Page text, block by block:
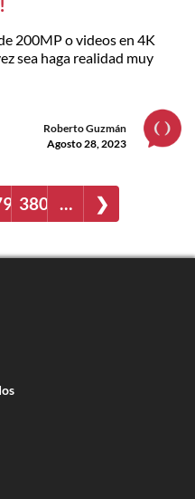
200MP o videos en 4K
sea haga realidad muy
Roberto Guzmán
Agosto 28, 2023
380 … ❯